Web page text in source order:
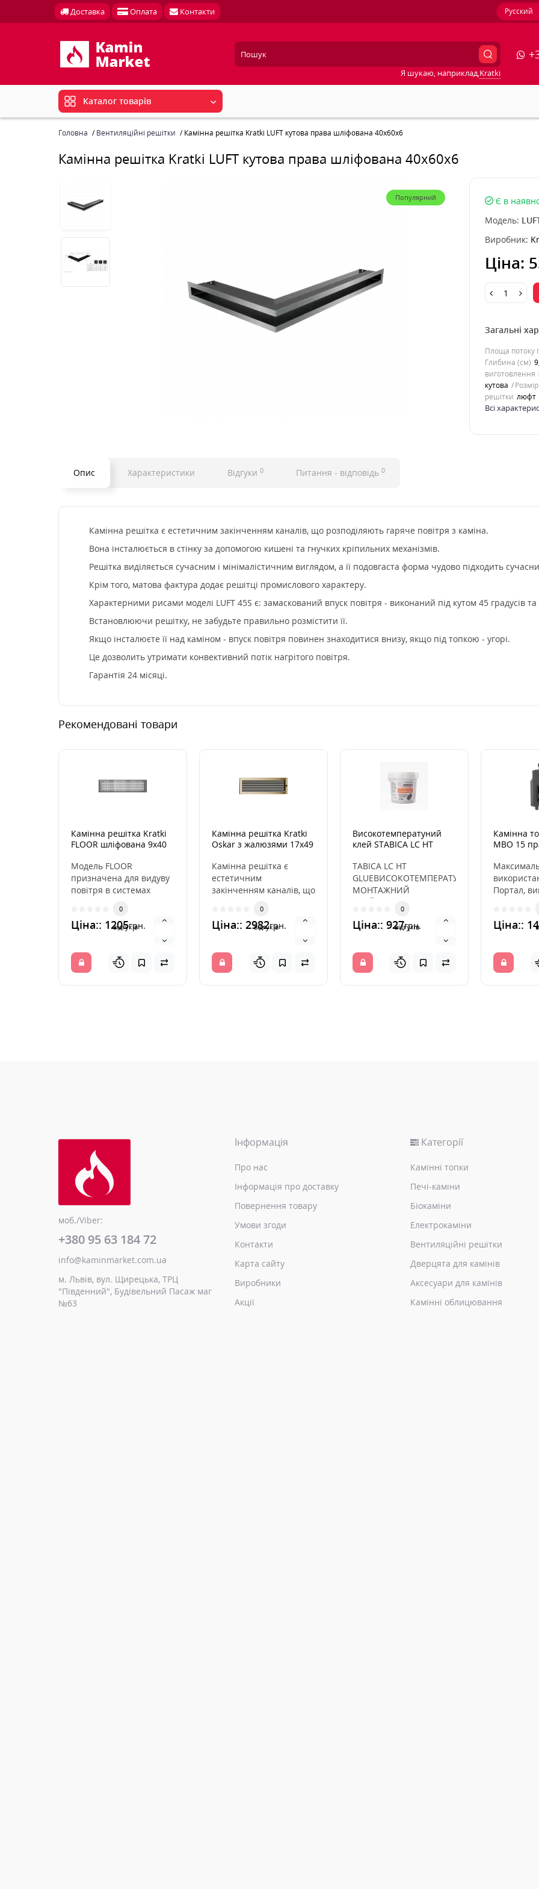
Доставка Оплата Контакти Русский
Я шукаю, наприклад,Kratki
Каталог товарів
Головна Вентиляційні решітки Камінна решітка Kratki LUFT кутова права шліфована 40x60x6
Камінна решітка Kratki LUFT кутова права шліфована 40x60x6
Популярний Є в
Модель:
Виробник:
Ціна:
Загальні
Площа потоку
Глибина (см)
виготовлення
кутова
решітки люфт
Всі
Опис Характеристики Відгуки 0 Питання - відповідь 0
Камінна решітка є естетичним закінченням каналів, що розподіляють гаряче повітря з каміна.
Вона інсталюється в стінку за допомогою кишені та гнучких кріпильних механізмів.
Решітка виділяється сучасним і мінімалістичним виглядом, а її подовгаста форма чудово підходить
Крім того, матова фактура додає решітці промислового характеру.
Характерними рисами моделі LUFT 45S є: замаскований впуск повітря - виконаний під кутом 45 градусів
Встановлюючи решітку, не забудьте правильно розмістити її.
Якщо інсталюєте її над каміном - впуск повітря повинен знаходитися внизу, якщо під топкою - угорі.
Це дозволить утримати конвективний потік нагрітого повітря.
Гарантія 24 місяці.
Рекомендовані товари
Камінна решітка Kratki
FLOOR шліфована 9x40
Модель FLOOR
призначена для видуву
повітря в системах
Може монтуватися
безпосер..
0
відгуків
Ціна:: 1205грн.
Камінна решітка Kratki
Oskar з жалюзями 17x49
Камінна решітка є
естетичним
закінченням каналів, що
повітря з каміна. Вона
інс..
0
відгуків
Ціна:: 2982грн.
Високотемператуний
клей STABICA LC HT
TABICA LC HT
GLUEВИСОКОТЕМПЕРАТУРНИЙ
МОНТАЖНИЙ
КЛЕЙГотова маса до
використання зі
скороченим часом з..
0
відгуків
Ціна:: 927грн.
Камінна
MBO 15
Портал,
передня
Ціна::
моб./Viber:
+380 95 63 184 72
info@kaminmarket.com.ua
м. Львів, вул. Щирецька, ТРЦ
"Південний", Будівельний Пасаж маг
№63
Інформація
Про нас
Інформація про доставку
Повернення товару
Умови згоди
Контакти
Карта сайту
Виробники
Акції
Категорії
Камінні топки
Печі-каміни
Біокаміни
Електрокаміни
Вентиляційні решітки
Дверцята для камінів
Аксесуари для камінів
Камінні облицювання